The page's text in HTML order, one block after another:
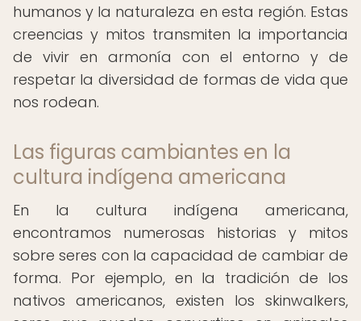
humanos y la naturaleza en esta región. Estas
creencias y mitos transmiten la importancia
de vivir en armonía con el entorno y de
respetar la diversidad de formas de vida que
nos rodean.
Las figuras cambiantes en la
cultura indígena americana
En la cultura indígena americana,
encontramos numerosas historias y mitos
sobre seres con la capacidad de cambiar de
forma. Por ejemplo, en la tradición de los
nativos americanos, existen los skinwalkers,